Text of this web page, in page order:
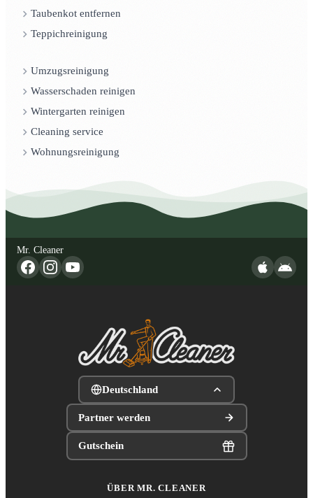
Taubenkot entfernen
Teppichreinigung
Umzugsreinigung
Wasserschaden reinigen
Wintergarten reinigen
Cleaning service
Wohnungsreinigung
Mr. Cleaner
Deutschland
Partner werden
Gutschein
ÜBER MR. CLEANER